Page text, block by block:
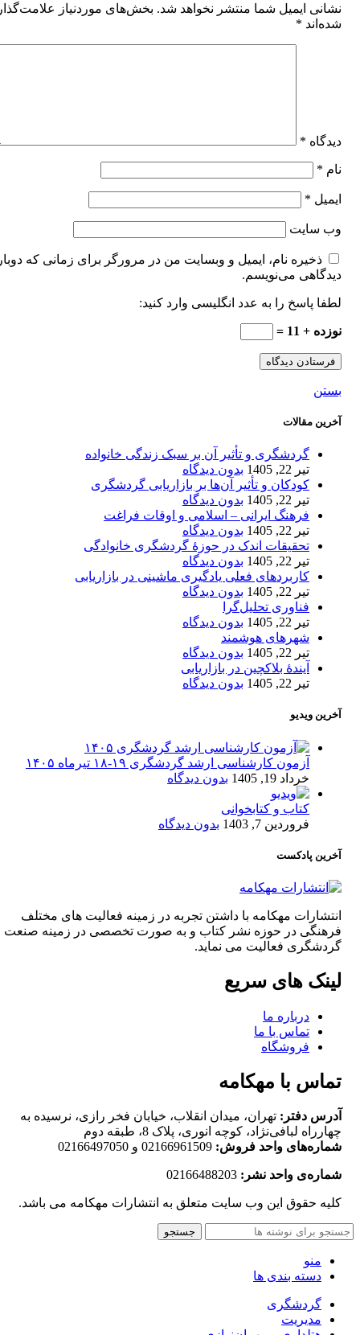
نشانی ایمیل شما منتشر نخواهد شد. بخش‌های موردنیاز
شده‌اند *
دیدگاه *
نام *
ایمیل *
وب‌ سایت
ذخیره نام، ایمیل و وبسایت من در مرورگر برای زمانی که
دیدگاهی می‌نویسم.
لطفا پاسخ را به عدد انگلیسی وارد کنید:
نوزده + 11 =
بستن
آخرین مقالات
گردشگری و تأثیر آن بر سبک زندگی خانواده
تیر 22, 1405
بدون دیدگاه
کودکان و تأثیر آن‌ها بر بازاریابی گردشگری
تیر 22, 1405
بدون دیدگاه
فرهنگ ایرانی – اسلامی و اوقات فراغت
تیر 22, 1405
بدون دیدگاه
تحقیقات اندک در حوزۀ گردشگری خانوادگی
تیر 22, 1405
بدون دیدگاه
کاربردهای فعلی یادگیری ماشینی در بازاریابی
تیر 22, 1405
بدون دیدگاه
فناوری تحلیل‌گرا
تیر 22, 1405
بدون دیدگاه
شهرهای هوشمند
تیر 22, 1405
بدون دیدگاه
آیندۀ بلاکچین در بازاریابی
تیر 22, 1405
بدون دیدگاه
آخرین ویدیو
آزمون کارشناسی ارشد گردشگری ۱۹-۱۸ تیرماه ۱۴۰۵
خرداد 19, 1405
بدون دیدگاه
کتاب و کتابخوانی
فروردین 7, 1403
بدون دیدگاه
آخرین پادکست
انتشارات مهکامه با داشتن تجربه در زمینه فعالیت های مختلف
فرهنگی در حوزه نشر کتاب و به صورت تخصصی در زمینه صنعت
گردشگری فعالیت می نماید.
لینک های سریع
درباره ما
تماس با ما
فروشگاه
تماس با مهکامه
آدرس دفتر: تهران، میدان انقلاب، خیابان فخر رازی، نرسیده به
چهارراه لبافی‌نژاد، کوچه انوری، پلاک 8، طبقه دوم
شماره‌های واحد فروش: 02166961509 و 02166497050
شماره‌‌ی واحد نشر:
کلیه حقوق این وب سایت متعلق به انتشارات مهکامه می باشد.
جستجو
منو
دسته بندی ها
گردشگری
مدیریت